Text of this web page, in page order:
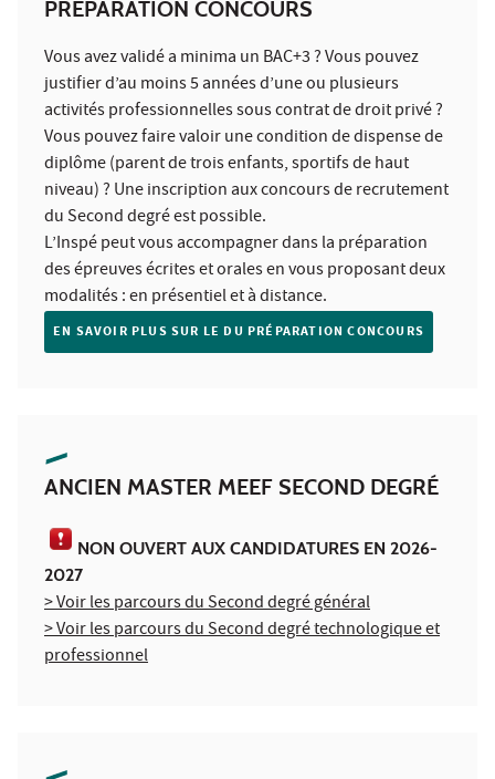
PRÉPARATION CONCOURS
Vous avez validé a minima un BAC+3 ? Vous pouvez
justifier d’au moins 5 années d’une ou plusieurs
activités professionnelles sous contrat de droit privé ?
Vous pouvez faire valoir une condition de dispense de
diplôme (parent de trois enfants, sportifs de haut
niveau) ? Une inscription aux concours de recrutement
du Second degré est possible.
L’Inspé peut vous accompagner dans la préparation
des épreuves écrites et orales en vous proposant deux
modalités : en présentiel et à distance.
EN SAVOIR PLUS SUR LE DU PRÉPARATION CONCOURS
ANCIEN MASTER MEEF SECOND DEGRÉ
NON OUVERT AUX CANDIDATURES EN 2026-
2027
> Voir les parcours du Second degré général
> Voir les parcours du Second degré technologique et
professionnel